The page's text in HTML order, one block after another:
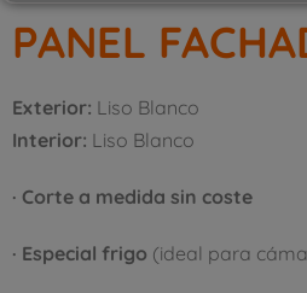
PANEL
Exterior: Liso Blanco
Interior: Liso Blanco
· Corte a medida sin coste
· Especial frigo (ideal para